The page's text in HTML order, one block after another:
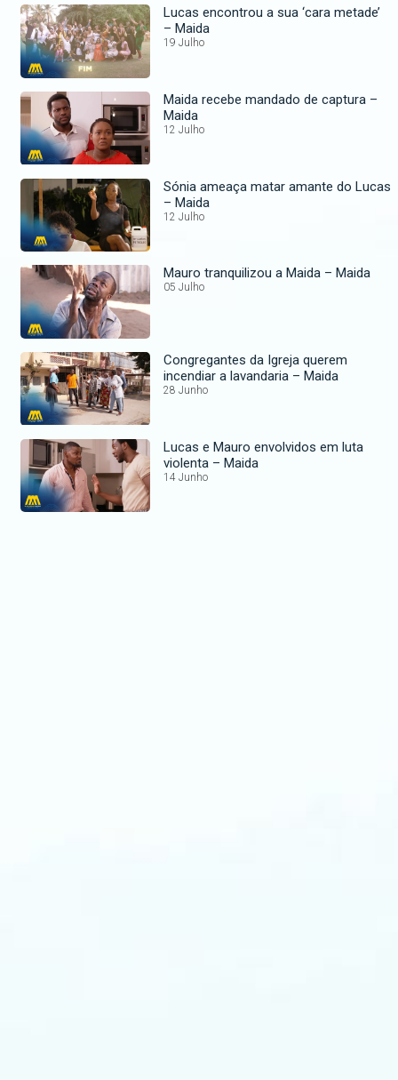
Lucas encontrou a sua ‘cara metade’
– Maida
19 Julho
Maida recebe mandado de captura –
Maida
12 Julho
Sónia ameaça matar amante do Lucas
– Maida
12 Julho
Mauro tranquilizou a Maida – Maida
05 Julho
Congregantes da Igreja querem
incendiar a lavandaria – Maida
28 Junho
Lucas e Mauro envolvidos em luta
violenta – Maida
14 Junho